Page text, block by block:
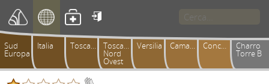

Sud
Europa
Italia Toscana Toscana
Nord
Ovest
Versilia Camaiorese Conchiusori Charro
Torre B